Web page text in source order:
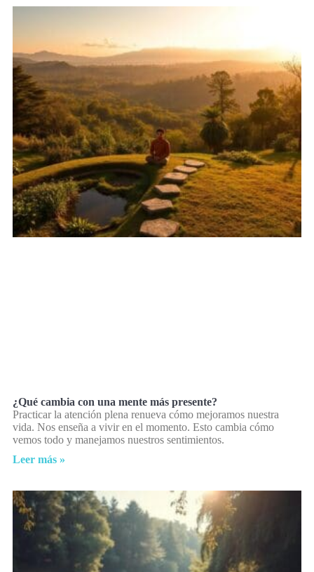
¿Qué cambia con una mente más presente?
Practicar la atención plena renueva cómo mejoramos nuestra
vida. Nos enseña a vivir en el momento. Esto cambia cómo
vemos todo y manejamos nuestros sentimientos.
Leer más »